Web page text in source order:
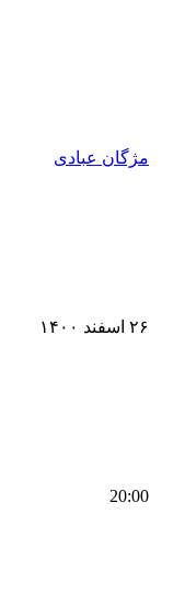
مژگان عبادی
۲۶ اسفند ۱۴۰۰
20:00